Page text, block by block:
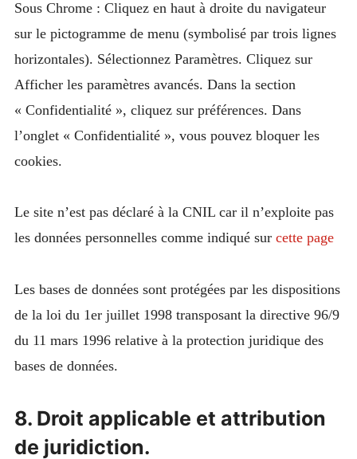
Sous Chrome : Cliquez en haut à droite du navigateur
sur le pictogramme de menu (symbolisé par trois lignes
horizontales). Sélectionnez Paramètres. Cliquez sur
Afficher les paramètres avancés. Dans la section
« Confidentialité », cliquez sur préférences. Dans
l’onglet « Confidentialité », vous pouvez bloquer les
cookies.
Le site n’est pas déclaré à la CNIL car il n’exploite pas
les données personnelles comme indiqué sur cette page
Les bases de données sont protégées par les dispositions
de la loi du 1er juillet 1998 transposant la directive 96/9
du 11 mars 1996 relative à la protection juridique des
bases de données.
8. Droit applicable et attribution
de juridiction.